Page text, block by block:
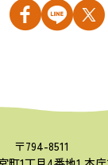
〒794-8511